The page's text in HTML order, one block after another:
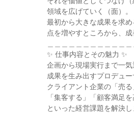
領域を広げていく（面）。
最初から大きな成果を求め
点を増やすところから、成
✨ 仕事内容とその魅力 ✨
企画から現場実行まで一
成果を生み出すプロデュー
クライアント企業の「売る
「集客する」「顧客満足を
といった経営課題を解決し